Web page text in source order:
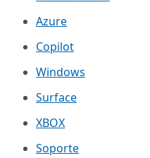
Azure
Copilot
Windows
Surface
XBOX
Soporte